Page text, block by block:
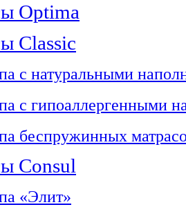
Optima
Classic
с натуральными
с гипоаллергенными
беспружинных
Consul
«Элит»